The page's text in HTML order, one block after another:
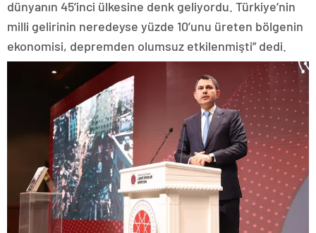
dünyanın 45’inci ülkesine denk geliyordu. Türkiye’nin
milli gelirinin neredeyse yüzde 10’unu üreten bölgenin
ekonomisi, depremden olumsuz etkilenmişti” dedi.